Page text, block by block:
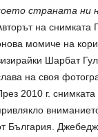
страната ни
на снимката
момиче на
Шарбат
на своя
2010 г.
България.